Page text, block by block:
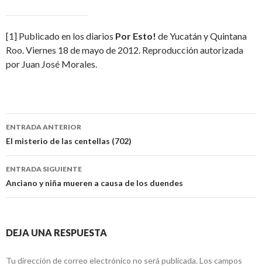
[1] Publicado en los diarios Por Esto! de Yucatán y Quintana
Roo. Viernes 18 de mayo de 2012. Reproducción autorizada
por Juan José Morales.
Navegación
de
entradas
ENTRADA ANTERIOR
El misterio de las centellas (702)
ENTRADA SIGUIENTE
Anciano y niña mueren a causa de los duendes
DEJA UNA RESPUESTA
Tu dirección de correo electrónico no será publicada. Los campos